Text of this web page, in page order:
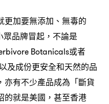
更加要無添加、無毒的
眾品牌冒起 ， 不論是
Botanicals或者
及成份更安全和天然的品
， 亦有不少產品成為「斷貨
的就是美國 ， 甚至香港